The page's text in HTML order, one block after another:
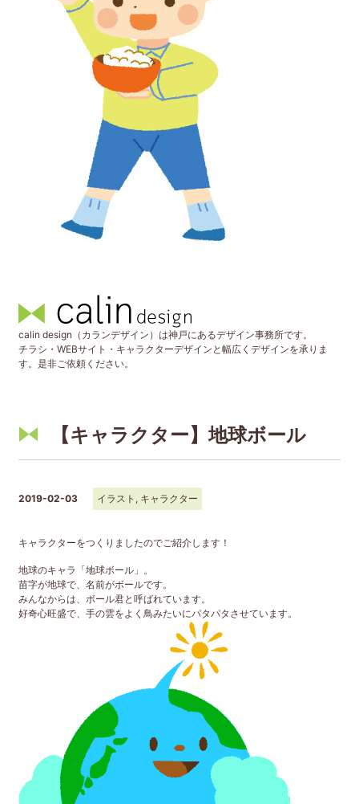
calin design（カランデザイン）は神戸にあるデザイン事務所です。
チラシ・WEBサイト・キャラクターデザインと幅広くデザインを承りま
す。是非ご依頼ください。
【キャラクター】地球ボール
2019-02-03 イラスト , キャラクター
キャラクターをつくりましたのでご紹介します！
地球のキャラ「地球ボール」。
苗字が地球で、名前がボールです。
みんなからは、ボール君と呼ばれています。
好奇心旺盛で、手の雲をよく鳥みたいにパタパタさせています。